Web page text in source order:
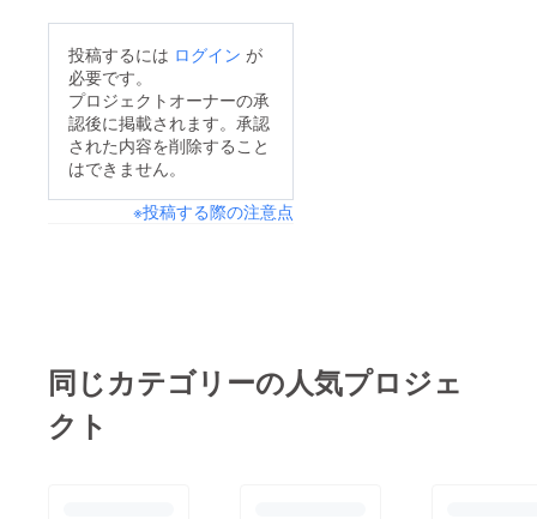
投稿するには ログイン が
必要です。
プロジェクトオーナーの承
認後に掲載されます。承認
された内容を削除すること
はできません。
※投稿する際の注意点
同じカテゴリーの人気プロジェ
クト